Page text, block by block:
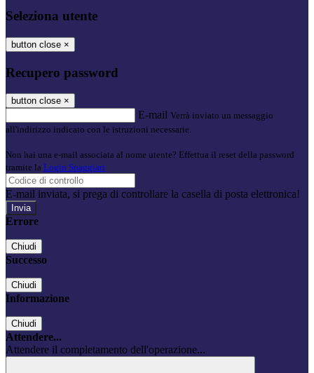
Seleziona utente
button close ×
Recupero password
button close ×
E-mail Verrà inviato un messaggio
all'indirizzo indicato con le istruzioni necessarie.
Non hai una e-mail associata al nome utente? Effettua il reset della password
tramite la Login Spaggiari
E-mail inviata, si prega di controllare la casella di posta elettronica!
Errore
Chiudi
Successo
Chiudi
Informazione
Chiudi
Attendere...
Attendere il completamento dell'operazione...